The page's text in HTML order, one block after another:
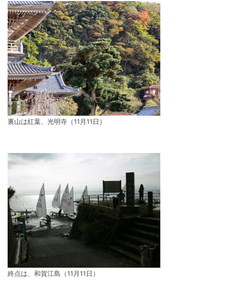
裏山は紅葉、光明寺（11月11日）
終点は、和賀江島（11月11日）